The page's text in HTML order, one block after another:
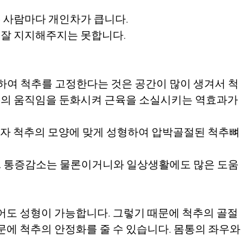
람마다 개인차가 큽니다.
지지해주지는 못합니다.
여 척추를 고정한다는 것은 공간이 많이 생겨서 척
움직임을 둔화시켜 근육을 소실시키는 역효과가
척추의 모양에 맞게 성형하여 압박골절된 척추뼈
증감소는 물론이거니와 일상생활에도 많은 도움
성형이 가능합니다. 그렇기 때문에 척추의 골절
척추의 안정화를 줄 수 있습니다. 몸통의 좌우와